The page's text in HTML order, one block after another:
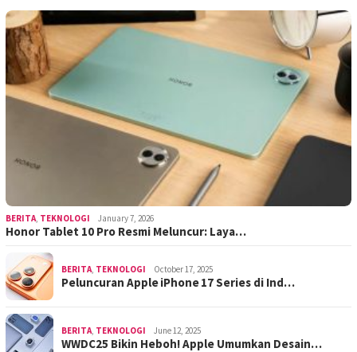
BERITA TEKNOLOGI January 7, 2026
Honor Tablet 10 Pro Resmi Meluncur: Laya…
BERITA TEKNOLOGI October 17, 2025
Peluncuran Apple iPhone 17 Series di Ind…
BERITA TEKNOLOGI June 12, 2025
WWDC25 Bikin Heboh! Apple Umumkan Desain…